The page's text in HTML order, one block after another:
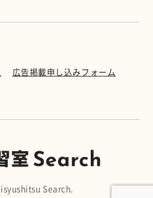
広告掲載申し込みフォーム
Search.